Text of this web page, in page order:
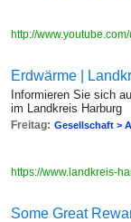
http://
Erdwärme |
Informieren Sie sich
im Landkreis Harburg
Freitag: Gesellschaft >
https://www.landkreis-
Some Great